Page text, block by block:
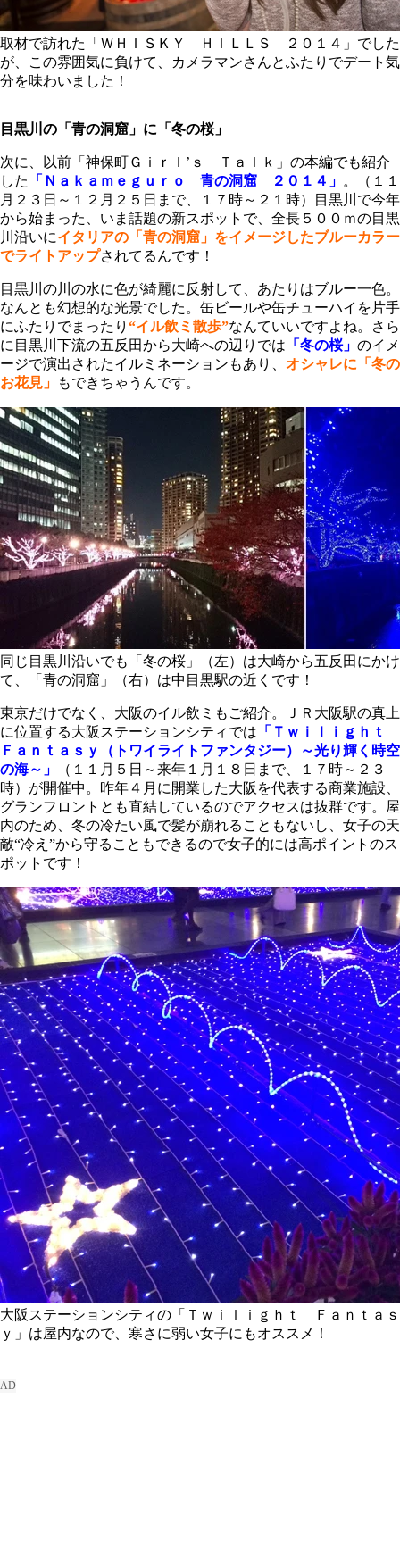
取材で訪れた「ＷＨＩＳＫＹ ＨＩＬＬＳ ２０１４」でした
が、この雰囲気に負けて、カメラマンさんとふたりでデート気
分を味わいました！
目黒川の「青の洞窟」に「冬の桜」
次に、以前「神保町Ｇｉｒｌ’ｓ Ｔａｌｋ」の本編でも紹介
した
「Ｎａｋａｍｅｇｕｒｏ 青の洞窟 ２０１４」 。（１１
月２３日～１２月２５日まで、１７時～２１時）目黒川で今年
から始まった、いま話題の新スポットで、全長５００ｍの目黒
川沿いにイタリアの「青の洞窟」をイメージしたブルーカラー
でライトアップされてるんです！
目黒川の川の水に色が綺麗に反射して、あたりはブルー一色。
なんとも幻想的な光景でした。缶ビールや缶チューハイを片手
にふたりでまったり “イル飲ミ散歩”なんていいですよね。さら
に目黒川下流の五反田から大崎への辺りでは 「冬の桜」 のイメ
ージで演出されたイルミネーション もあり、 オシャレに「冬の
お花見」
もできちゃうんです。
同じ目黒川沿いでも「冬の桜」（左）は大崎から五反田にかけ
て、「青の洞窟」（右）は中目黒駅の近くです！
東京だけでなく、大阪のイル飲ミもご紹介。ＪＲ大阪駅の真上
に位置する大阪ステーションシティでは 「Ｔｗｉｌｉｇｈｔ
Ｆａｎｔａｓｙ（トワイライトファンタジー）～光り輝く時空
の海～」
（１１月５日～来年１月１８日まで、１７時～２３
時）が開催中。昨年４月に開業した大阪を代表する商業施設、
グランフロントとも直結しているのでアクセスは抜群です。屋
内のため、冬の冷たい風で髪が崩れることもないし、女子の天
敵“冷え”から守ることもできるので女子的には高ポイントのス
ポットです！
大阪ステーションシティの「Ｔｗｉｌｉｇｈｔ Ｆａｎｔａｓ
ｙ」は屋内なので、寒さに弱い女子にもオススメ！